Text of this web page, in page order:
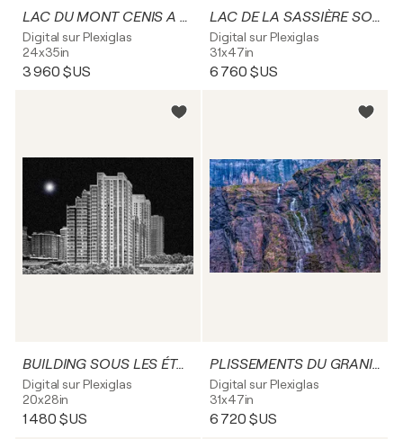
LAC DU MONT CENIS A L'AUBE
Digital sur Plexiglas
24x35in
3 960 $US
LAC DE LA SASSIÈRE SOUS LA LUNE
Digital sur Plexiglas
31x47in
6 760 $US
BUILDING SOUS LES ÉTOILES
Digital sur Plexiglas
20x28in
1 480 $US
PLISSEMENTS DU GRANIT, HERBE & CASCADE
Digital sur Plexiglas
31x47in
6 720 $US